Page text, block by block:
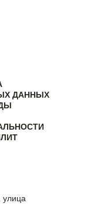
ДАННЫХ
улица